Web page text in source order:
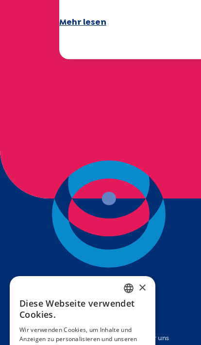
Mehr lesen
Studien Über uns
FRENCH
SPANISH
×
Diese Webseite verwendet
Cookies.
Wir verwenden Cookies, um Inhalte und
Anzeigen zu personalisieren und unseren